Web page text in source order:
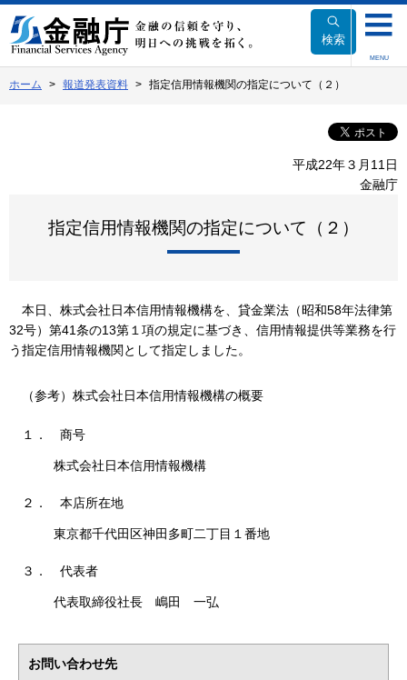
文
へ
動
検索
MENU
ホーム 報道発表資料 指定信用情報機関の指定について（２）
平成22年３月11日
金融庁
指定信用情報機関の指定について（２）
本日、株式会社日本信用情報機構を、貸金業法（昭和58年法律第
32号）第41条の13第１項の規定に基づき、信用情報提供等業務を行
う指定信用情報機関として指定しました。
（参考）株式会社日本信用情報機構の概要
１． 商号
株式会社日本信用情報機構
２． 本店所在地
東京都千代田区神田多町二丁目１番地
３． 代表者
代表取締役社長 嶋田 一弘
お問い合わせ先